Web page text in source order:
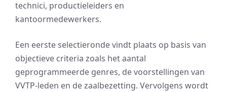
technici, productieleiders en
kantoormedewerkers.
Een eerste selectieronde vindt plaats op basis van
objectieve criteria zoals het aantal
geprogrammeerde genres, de voorstellingen van
VVTP-leden en de zaalbezetting. Vervolgens wordt